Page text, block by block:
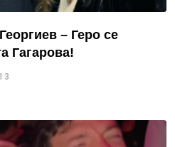
– Геро се
Гагарова!